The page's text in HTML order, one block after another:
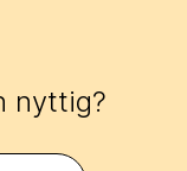
nyttig?